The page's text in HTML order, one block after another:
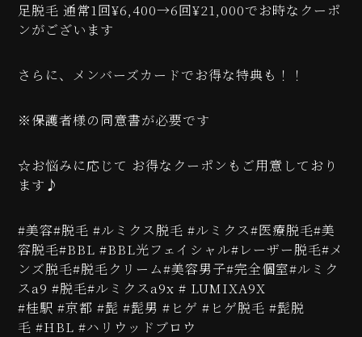
足脱毛 通常1回¥6,400→6回¥21,000でお時なクーポ
ンがございます
さらに、メンバーズカードでお得な特典も！！
※保護者様の同意書が必要です
☆お悩みに応じて お得なクーポンもご用意しており
ます♪
#美容#脱毛 #ルミクス脱毛 #ルミクス#医療脱毛#美
容脱毛#BBL #BBL光フェイシャル#レーザー脱毛#メ
ンズ脱毛#脱毛クリーム#美容男子#完全個室#ルミク
スa9 #脱毛#ルミクスa9x # LUMIXA9X
#桂駅 #京都 #髭 #髭男 #ヒゲ #ヒゲ脱毛 #髭脱
毛 #HBL #ハリウッドブロウ